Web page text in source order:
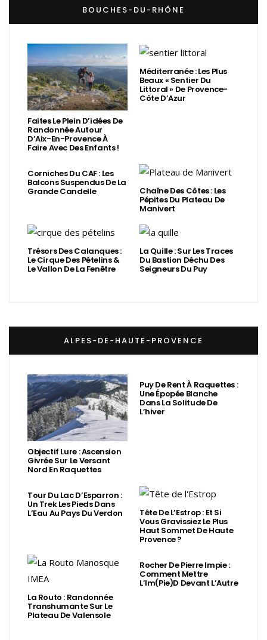
BOUCHES-DU-RHÔNE
Faites Le Plein D’idées De
Randonnée Autour
D’Aix-En-Provence À
Faire Avec Des Enfants !
Méditerranée : Les Plus
Beaux « Sentier Du
Littoral » De Provence-
Côte D’Azur
Corniches Du CAF : Les
Balcons Suspendus De La
Grande Candelle Chaîne Des Côtes : Les
Pépites Du Plateau De
Manivert
Trésors Des Calanques :
Le Cirque Des Pételins &
Le Vallon De La Fenêtre
La Quille : Sur Les Traces
Du Bastion Déchu Des
Seigneurs Du Puy
ALPES-DE-HAUTE-PROVENCE
Objectif Lure : Ascension
Givrée Sur Le Versant
Nord En Raquettes
Puy De Rent À Raquettes :
Une Épopée Blanche
Dans La Solitude De
L’hiver
Tour Du Lac D’Esparron :
Un Trek Les Pieds Dans
L’Eau Au Pays Du Verdon Tête De L’Estrop : Et Si
Vous Gravissiez Le Plus
Haut Sommet De Haute
Provence ?
La Routo : Randonnée
Transhumante Sur Le
Plateau De Valensole
Rocher De Pierre Impie :
Comment Mettre
L’Im(Pie)d Devant L’Autre